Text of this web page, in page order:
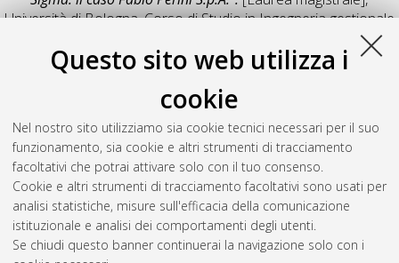
Questo sito web utilizza i
cookie
Nel nostro sito utilizziamo sia cookie tecnici necessari per il suo
funzionamento, sia cookie e altri strumenti di tracciamento
facoltativi che potrai attivare solo con il tuo consenso.
Cookie e altri strumenti di tracciamento facoltativi sono usati per
analisi statistiche, misure sull'efficacia della comunicazione
istituzionale e analisi dei comportamenti degli utenti.
Se chiudi questo banner continuerai la navigazione solo con i
Università di Bologna, Corso di Studio inIngegneria gestionale
Salva citazione
Condividi
Il full-text non è disponibile per scelta dell'autore. (
Abstract
Altri metadati
Gestione del documento: